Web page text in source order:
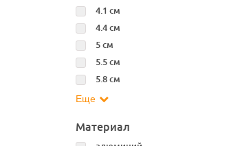
4.1 см
4.4 см
5 см
5.5 см
5.8 см
Еще
Материал